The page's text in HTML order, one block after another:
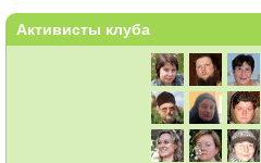
Активисты клуба